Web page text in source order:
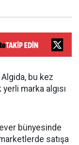
bu kez
marka algısı
bünyesinde
satışa